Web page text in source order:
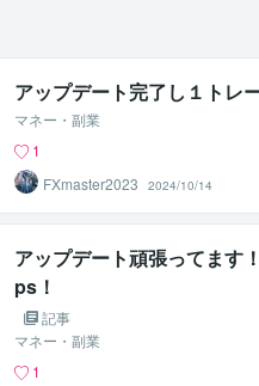
アップデート完了し１トレ
マネー・副業
1
FXmaster2023
2024/10/14
アップデート頑張ってます
ps！
記事
マネー・副業
1